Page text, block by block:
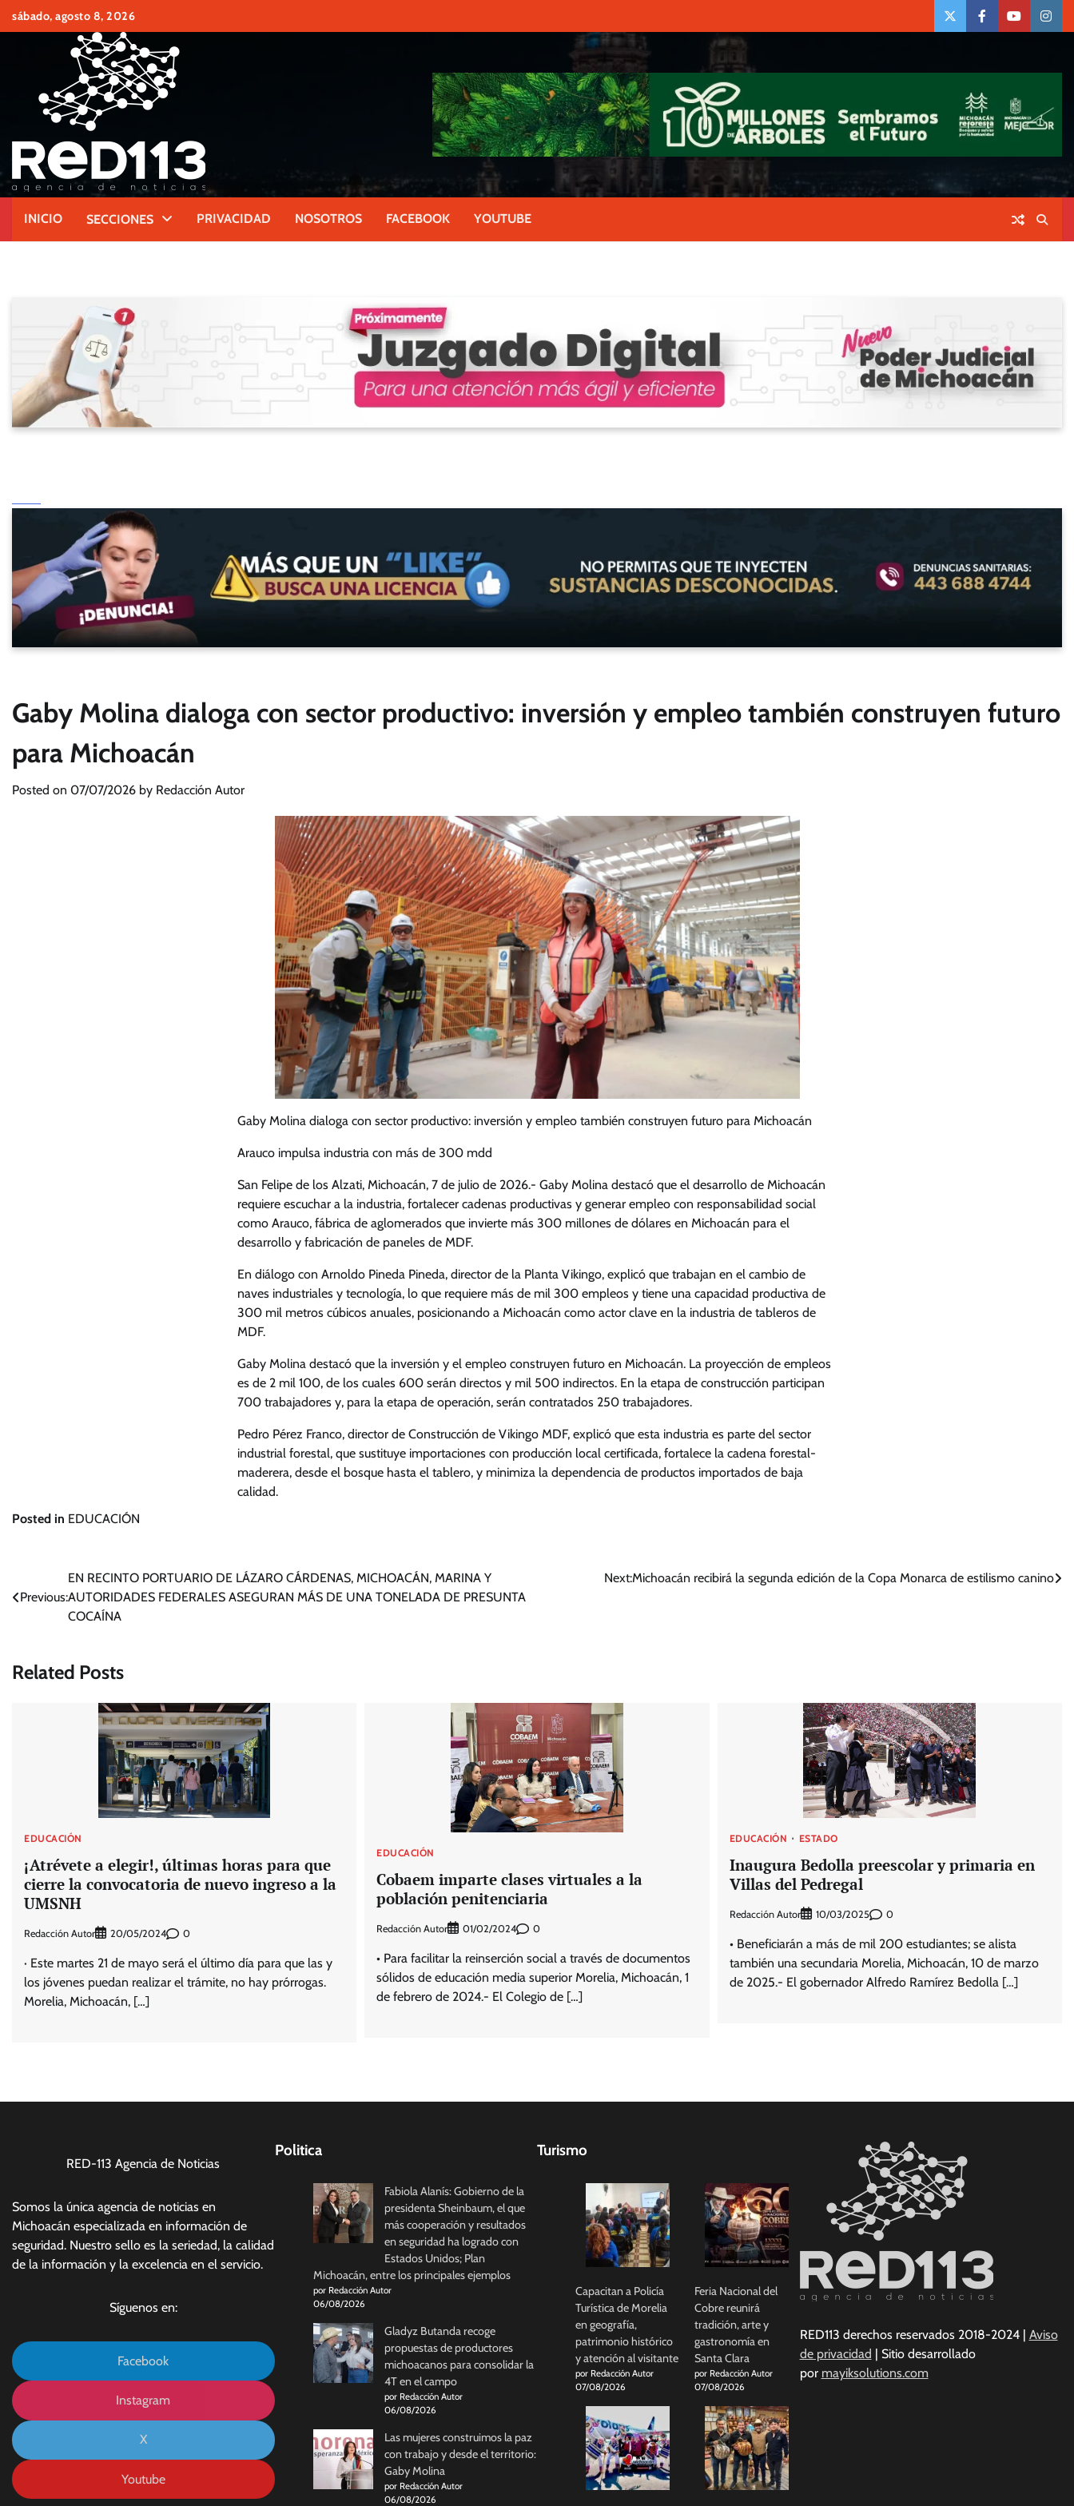
Skipsábado, agosto 8, 2026
twiter Face Youtubeinsta
INICIO SECCIONES PRIVACIDAD NOSOTROS FACEBOOK YOUTUBE
Gaby Molina dialoga con sector productivo: inversión y empleo también construyen futuro
para Michoacán
Posted on 07/07/2026 by Redacción Autor
Gaby Molina dialoga con sector productivo: inversión y empleo también construyen futuro para Michoacán
Arauco impulsa industria con más de 300 mdd
San Felipe de los Alzati, Michoacán, 7 de julio de 2026.- Gaby Molina destacó que el desarrollo de Michoacán
requiere escuchar a la industria, fortalecer cadenas productivas y generar empleo con responsabilidad social
como Arauco, fábrica de aglomerados que invierte más 300 millones de dólares en Michoacán para el
desarrollo y fabricación de paneles de MDF.
En diálogo con Arnoldo Pineda Pineda, director de la Planta Vikingo, explicó que trabajan en el cambio de
naves industriales y tecnología, lo que requiere más de mil 300 empleos y tiene una capacidad productiva de
300 mil metros cúbicos anuales, posicionando a Michoacán como actor clave en la industria de tableros de
MDF.
Gaby Molina destacó que la inversión y el empleo construyen futuro en Michoacán. La proyección de empleos
es de 2 mil 100, de los cuales 600 serán directos y mil 500 indirectos. En la etapa de construcción participan
700 trabajadores y, para la etapa de operación, serán contratados 250 trabajadores.
Pedro Pérez Franco, director de Construcción de Vikingo MDF, explicó que esta industria es parte del sector
industrial forestal, que sustituye importaciones con producción local certificada, fortalece la cadena forestal-
maderera, desde el bosque hasta el tablero, y minimiza la dependencia de productos importados de baja
calidad.
Posted in EDUCACIÓN
Navegación
Previous:
EN RECINTO PORTUARIO DE LÁZARO CÁRDENAS, MICHOACÁN, MARINA Y
AUTORIDADES FEDERALES ASEGURAN MÁS DE UNA TONELADA DE PRESUNTA
COCAÍNA
Next:Michoacán recibirá la segunda edición de la Copa Monarca de estilismo canino
Related Posts
EDUCACIÓN
¡Atrévete a elegir!, últimas horas para que
cierre la convocatoria de nuevo ingreso a la
UMSNH
Redacción Autor 20/05/2024 0
· Este martes 21 de mayo será el último día para que las y
los jóvenes puedan realizar el trámite, no hay prórrogas.
Morelia, Michoacán, […]
EDUCACIÓN
Cobaem imparte clases virtuales a la
población penitenciaria
Redacción Autor 01/02/2024 0
• Para facilitar la reinserción social a través de documentos
sólidos de educación media superior Morelia, Michoacán, 1
de febrero de 2024.- El Colegio de […]
EDUCACIÓN ESTADO
Inaugura Bedolla preescolar y primaria en
Villas del Pedregal
Redacción Autor 10/03/2025 0
• Beneficiarán a más de mil 200 estudiantes; se alista
también una secundaria Morelia, Michoacán, 10 de marzo
de 2025.- El gobernador Alfredo Ramírez Bedolla […]
RED-113 Agencia de Noticias
Somos la única agencia de noticias en
Michoacán especializada en información de
seguridad. Nuestro sello es la seriedad, la calidad
de la información y la excelencia en el servicio.
Síguenos en:
Facebook
Instagram
X
Youtube
Politica
Fabiola Alanís: Gobierno de la
presidenta Sheinbaum, el que
más cooperación y resultados
en seguridad ha logrado con
Estados Unidos; Plan
Michoacán, entre los principales ejemplos
por Redacción Autor
06/08/2026
Gladyz Butanda recoge
propuestas de productores
michoacanos para consolidar la
4T en el campo
por Redacción Autor
06/08/2026
Las mujeres construimos la paz
con trabajo y desde el territorio:
Gaby Molina
por Redacción Autor
06/08/2026
Turismo
Capacitan a Policía
Turística de Morelia
en geografía,
patrimonio histórico
y atención al visitante
por Redacción Autor
07/08/2026
Feria Nacional del
Cobre reunirá
tradición, arte y
gastronomía en
Santa Clara
por Redacción Autor
07/08/2026
RED113 derechos reservados 2018-2024 | Aviso
de privacidad | Sitio desarrollado
por mayiksolutions.com